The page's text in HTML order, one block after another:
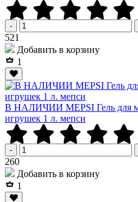
-
521
Добавить в корзину
1
В НАЛИЧИИ MEPSI Гель для
игрушек 1 л. мепси
-
260Р
Добавить в корзину
1